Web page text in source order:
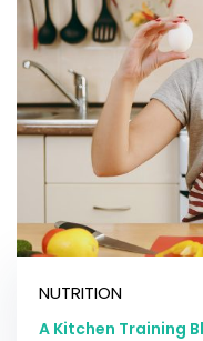
NUTRITION
A Kitchen Training